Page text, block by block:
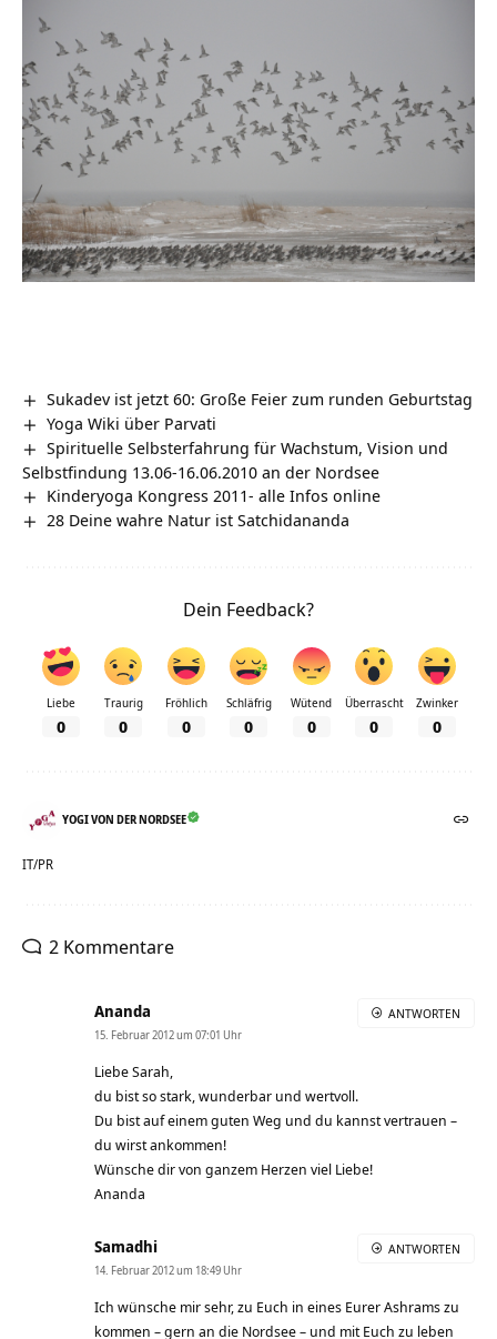
Sukadev ist jetzt 60: Große Feier zum runden Geburtstag
Yoga Wiki über Parvati
Spirituelle Selbsterfahrung für Wachstum, Vision und
Selbstfindung 13.06-16.06.2010 an der Nordsee
Kinderyoga Kongress 2011- alle Infos online
28 Deine wahre Natur ist Satchidananda
Dein Feedback?
Liebe
0
Traurig
0
Fröhlich
0
Schläfrig
0
Wütend
0
Überrascht
0
Zwinker
0
YOGI VON DER NORDSEE
IT/PR
2 Kommentare
Ananda
15. Februar 2012 um 07:01 Uhr
Liebe Sarah,
du bist so stark, wunderbar und wertvoll.
Du bist auf einem guten Weg und du kannst vertrauen –
du wirst ankommen!
Wünsche dir von ganzem Herzen viel Liebe!
Ananda
ANTWORTEN
Samadhi
14. Februar 2012 um 18:49 Uhr
Ich wünsche mir sehr, zu Euch in eines Eurer Ashrams zu
kommen – gern an die Nordsee – und mit Euch zu leben
ANTWORTEN